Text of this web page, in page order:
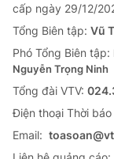
cấp ngày 29/12/
Tổng Biên tập: Vũ
Phó Tổng Biên tập:
Nguyễn Trọng Ninh
Tổng đài VTV:
Ðiện thoại Thời báo
Email: